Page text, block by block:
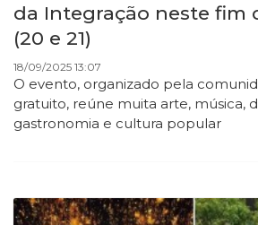
da Integração neste fim
(20 e 21)
18/09/2025 13:07
O evento, organizado pela
gratuito, reúne muita arte, música,
gastronomia e cultura popular